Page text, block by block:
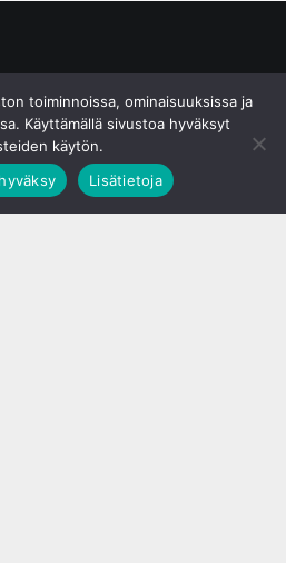
toiminnoissa, ominaisuuksissa ja
Käyttämällä sivustoa hyväksyt
käytön.
Lisätietoja